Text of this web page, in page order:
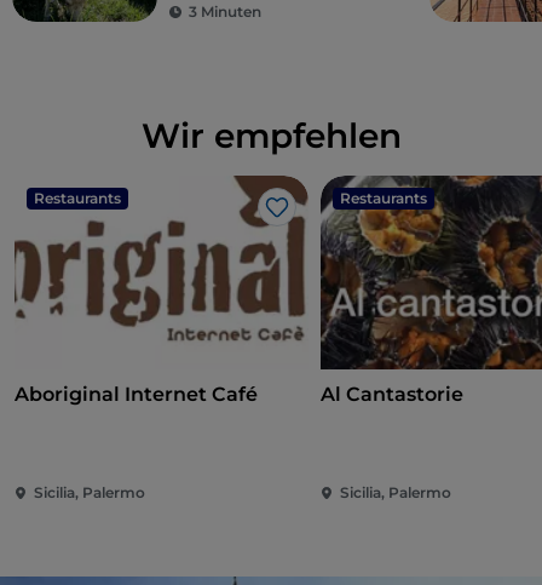
3 Minuten
Wir empfehlen
Restaurants
Like
Aboriginal Internet Café
Sicilia, Palermo
Restaurants
Al Cantastorie
Sicilia, Palermo